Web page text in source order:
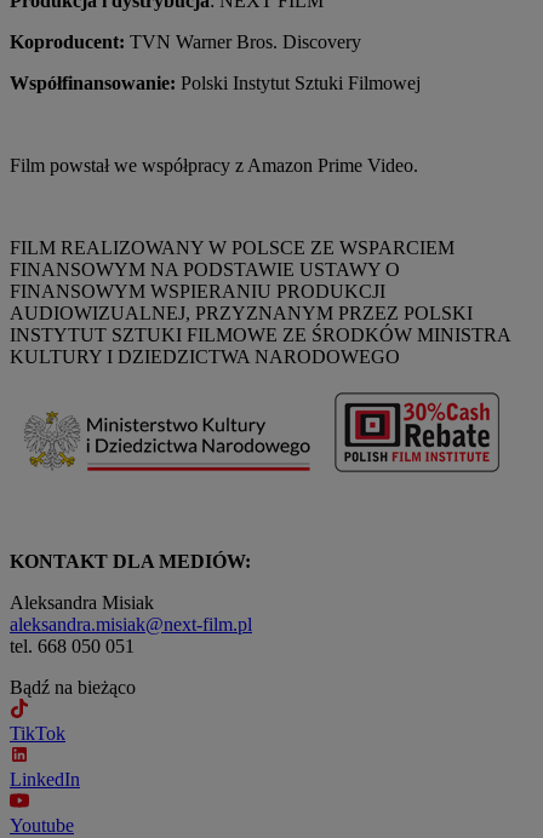
Koproducent: TVN Warner Bros. Discovery
Współfinansowanie: Polski Instytut Sztuki Filmowej
Film powstał we współpracy z Amazon Prime Video.
FILM REALIZOWANY W POLSCE ZE WSPARCIEM
FINANSOWYM NA PODSTAWIE USTAWY O
FINANSOWYM WSPIERANIU PRODUKCJI
AUDIOWIZUALNEJ, PRZYZNANYM PRZEZ POLSKI
INSTYTUT SZTUKI FILMOWE ZE ŚRODKÓW MINISTRA
KULTURY I DZIEDZICTWA NARODOWEGO
KONTAKT DLA MEDIÓW:
Aleksandra Misiak
aleksandra.misiak@next-film.pl
tel. 668 050 051
Bądź na bieżąco
TikTok
LinkedIn
Youtube